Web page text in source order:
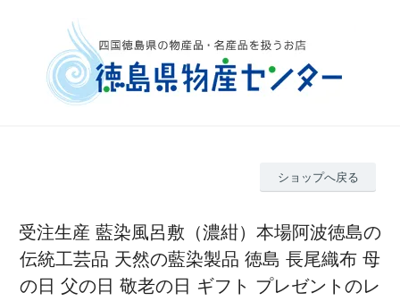
ショップへ戻る
受注生産 藍染風呂敷（濃紺）本場阿波徳島の
伝統工芸品 天然の藍染製品 徳島 長尾織布 母
の日 父の日 敬老の日 ギフト プレゼントのレ